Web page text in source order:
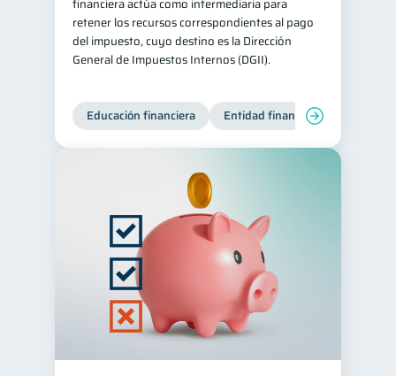
financiera actúa como intermediaria para
retener los recursos correspondientes al pago
del impuesto, cuyo destino es la Dirección
General de Impuestos Internos (DGII).
Educación financiera Entidad financiera